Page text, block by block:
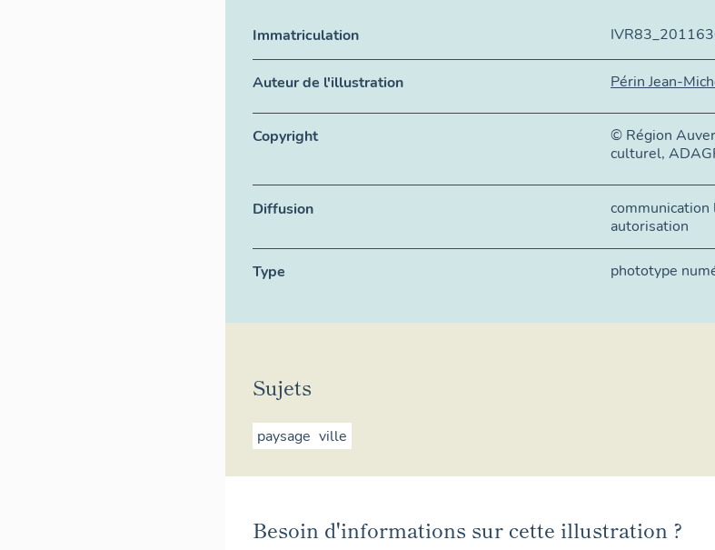
Immatriculation
Auteur de l'illustration Périn Jean-
Copyright
© Région
culturel,
Diffusion
autorisation
Type phototype
Sujets
paysage ville
Besoin d'informations sur cette illustration ?